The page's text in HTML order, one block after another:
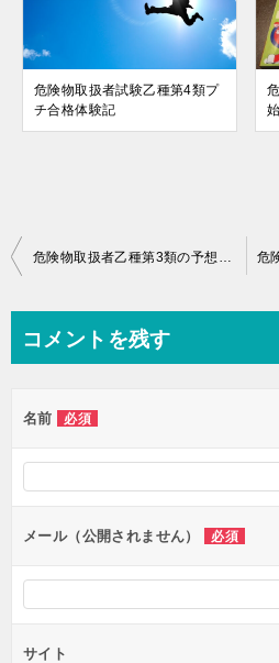
危険物取扱者試験乙種第4類プ
チ合格体験記
始
投
ビ
ー
シ
ョ
ン
コメントを残す
名前 必須
メール（公開されません） 必須
サイト